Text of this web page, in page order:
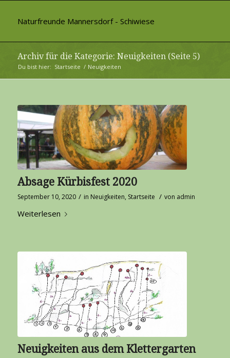
Naturfreunde Mannersdorf - Schiwiese
Archiv für die Kategorie: Neuigkeiten (Seite 5)
Du bist hier: Startseite / Neuigkeiten
Absage Kürbisfest 2020
September 10, 2020 / in Neuigkeiten, Startseite / von admin
Weiterlesen
Neuigkeiten aus dem Klettergarten